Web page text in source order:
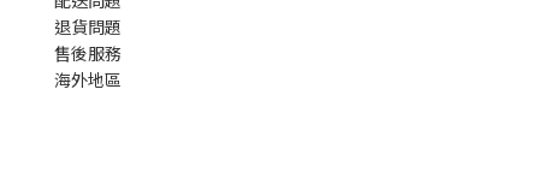
退貨問題
售後服務
海外地區